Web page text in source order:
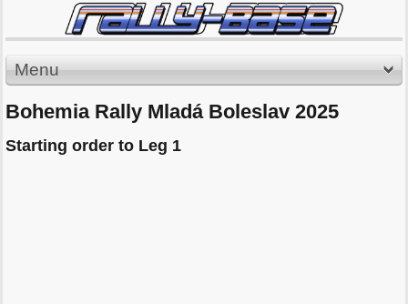
Menu
Bohemia Rally Mladá Boleslav 2025
Starting order to Leg 1